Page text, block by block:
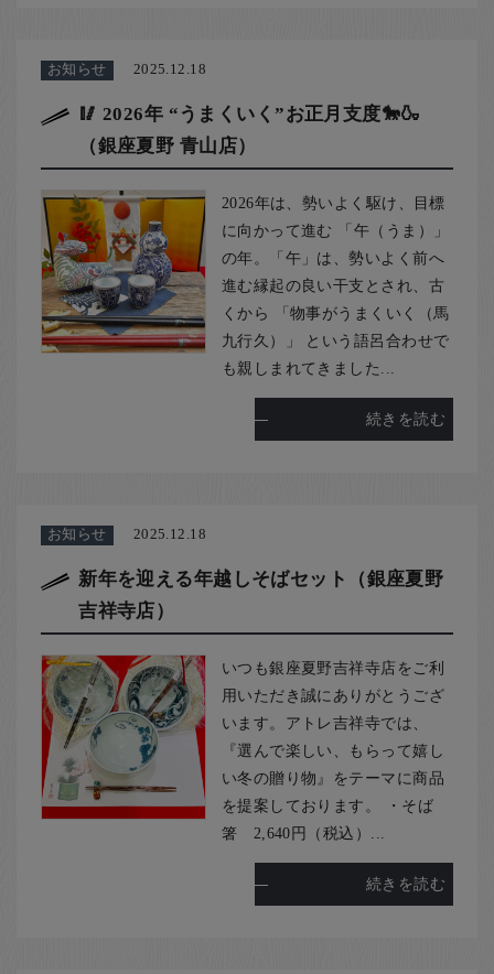
お知らせ 2025.12.18
🥢 2026年 “うまくいく”お正月支度🐎🍶
（銀座夏野 青山店）
2026年は、勢いよく駆け、目標
に向かって進む 「午（うま）」
の年。「午」は、勢いよく前へ
進む縁起の良い干支とされ、古
くから 「物事がうまくいく（馬
九行久）」 という語呂合わせで
も親しまれてきました...
続きを読む
お知らせ 2025.12.18
新年を迎える年越しそばセット（銀座夏野
吉祥寺店）
いつも銀座夏野吉祥寺店をご利
用いただき誠にありがとうござ
います。アトレ吉祥寺では、
『選んで楽しい、もらって嬉し
い冬の贈り物』をテーマに商品
を提案しております。 ・そば
箸 2,640円（税込）...
続きを読む